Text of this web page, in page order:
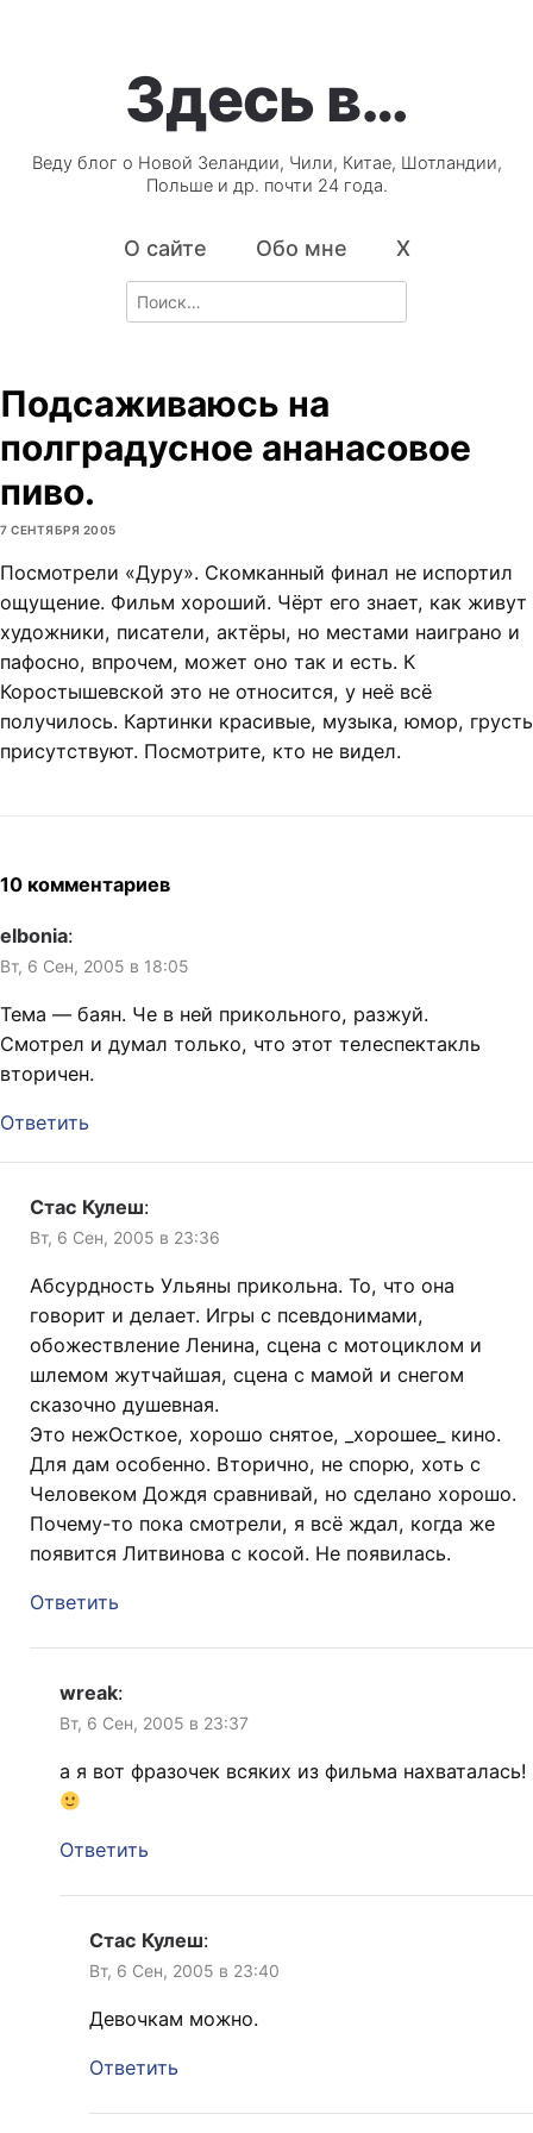
Здесь в…
Веду блог о Новой Зеландии, Чили, Китае, Шотландии,
Польше и др. почти 24 года.
О сайте Обо мне X
Search
for:
Подсаживаюсь на
полградусное ананасовое
пиво.
7 СЕНТЯБРЯ 2005
Посмотрели «Дуру». Скомканный финал не испортил
ощущение. Фильм хороший. Чёрт его знает, как живут
художники, писатели, актёры, но местами наиграно и
пафосно, впрочем, может оно так и есть. К
Коростышевской это не относится, у неё всё
получилось. Картинки красивые, музыка, юмор, грусть
присутствуют. Посмотрите, кто не видел.
10 комментариев
elbonia:
Вт, 6 Сен, 2005 в 18:05
Тема — баян. Че в ней прикольного, разжуй.
Смотрел и думал только, что этот телеспектакль
вторичен.
Ответить
Стас Кулеш:
Вт, 6 Сен, 2005 в 23:36
Абсурдность Ульяны прикольна. То, что она
говорит и делает. Игры с псевдонимами,
обожествление Ленина, сцена с мотоциклом и
шлемом жутчайшая, сцена с мамой и снегом
сказочно душевная.
Это нежОсткое, хорошо снятое, _хорошее_ кино.
Для дам особенно. Вторично, не спорю, хоть с
Человеком Дождя сравнивай, но сделано хорошо.
Почему-то пока смотрели, я всё ждал, когда же
появится Литвинова с косой. Не появилась.
Ответить
wreak:
Вт, 6 Сен, 2005 в 23:37
а я вот фразочек всяких из фильма нахваталась!
Ответить
Стас Кулеш:
Вт, 6 Сен, 2005 в 23:40
Девочкам можно.
Ответить